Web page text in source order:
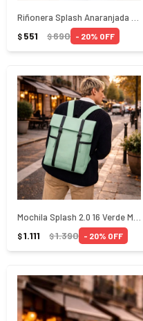
$ 551 $690 20
$1.111 $1.390 20